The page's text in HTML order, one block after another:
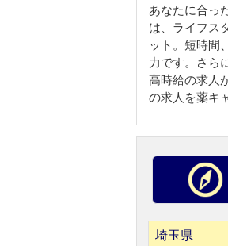
あなたに合っ
は、ライフス
ット。短時間
力です。さら
高時給の求人
の求人を薬キ